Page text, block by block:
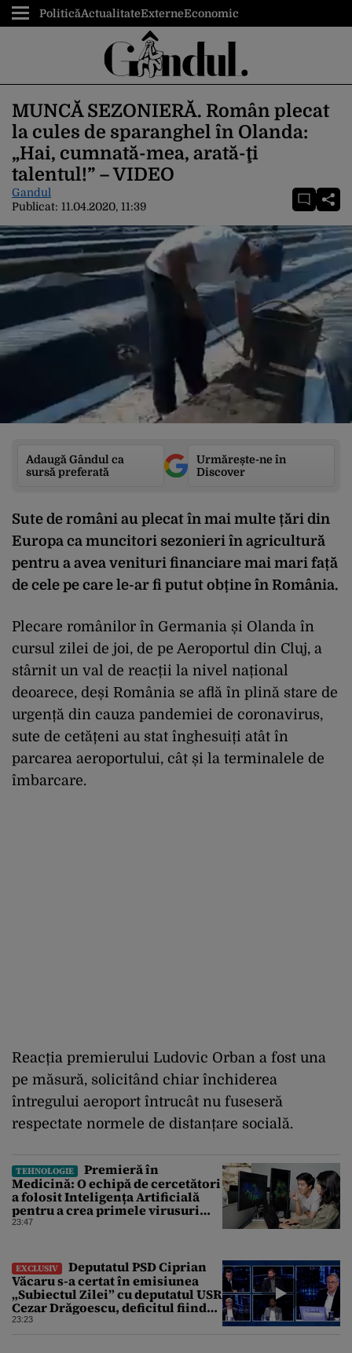
PoliticăActualitateExterneEconomic
MUNCĂ SEZONIERĂ. Român plecat
la cules de sparanghel în Olanda:
„Hai, cumnată-mea, arată-ţi
talentul!” – VIDEO
Gandul
Publicat: 11.04.2020, 11:39
Adaugă Gândul ca
sursă preferată
Urmărește-ne în
Discover
Sute de români au plecat în mai multe țări din
Europa ca muncitori sezonieri în agricultură
pentru a avea venituri financiare mai mari față
de cele pe care le-ar fi putut obține în România.
Plecare românilor în Germania și Olanda în
cursul zilei de joi, de pe Aeroportul din Cluj, a
stârnit un val de reacții la nivel național
deoarece, deși România se află în plină stare de
urgență din cauza pandemiei de coronavirus,
sute de cetățeni au stat înghesuiți atât în
parcarea aeroportului, cât și la terminalele de
îmbarcare.
Reacția premierului Ludovic Orban a fost una
pe măsură, solicitând chiar închiderea
întregului aeroport întrucât nu fuseseră
respectate normele de distanțare socială.
TEHNOLOGIE
Premieră în
Medicină: O echipă de cercetători
a folosit Inteligența Artificială
pentru a crea primele virusuri
sintetice la tratarea de E.coli
23:47
EXCLUSIV
Deputatul PSD Ciprian
Văcaru s-a certat în emisiunea
„Subiectul Zilei” cu deputatul USR
Cezar Drăgoescu, deficitul fiind
motivul scandalului
23:23